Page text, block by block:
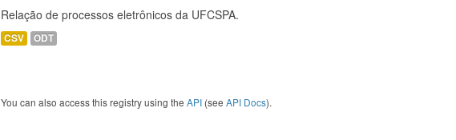
Relação de processos eletrônicos da UFCSPA.
CSV ODT
You can also access this registry using the API (see API Docs).